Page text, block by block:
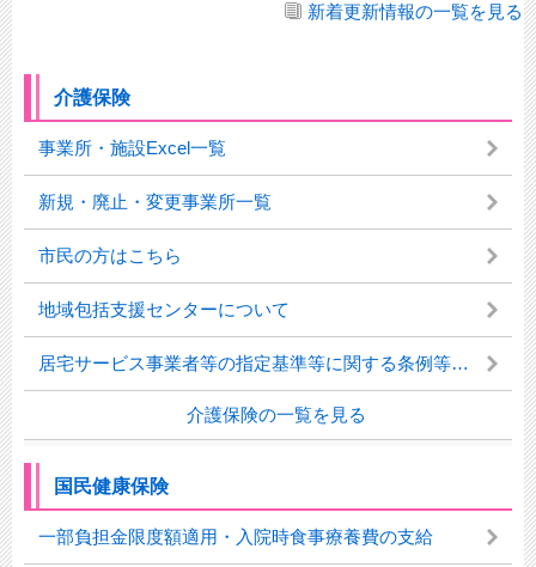
新着更新情報の一覧を見る
介護保険
事業所・施設Excel一覧
新規・廃止・変更事業所一覧
市民の方はこちら
地域包括支援センターについて
居宅サービス事業者等の指定基準等に関する条例等について
介護保険の一覧を見る
国民健康保険
一部負担金限度額適用・入院時食事療養費の支給